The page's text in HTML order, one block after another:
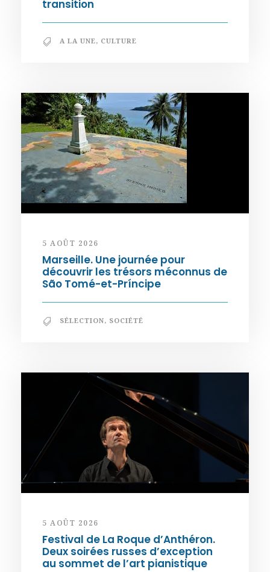
transition
A LA UNE, CULTURE
5 AOÛT 2026
Marseille. Une journée pour
découvrir les trésors méconnus de
São Tomé-et-Príncipe
SÉLECTION, SOCIÉTÉ
5 AOÛT 2026
Festival de La Roque d’Anthéron.
Deux soirées russes d’exception
au sommet de l’art pianistique